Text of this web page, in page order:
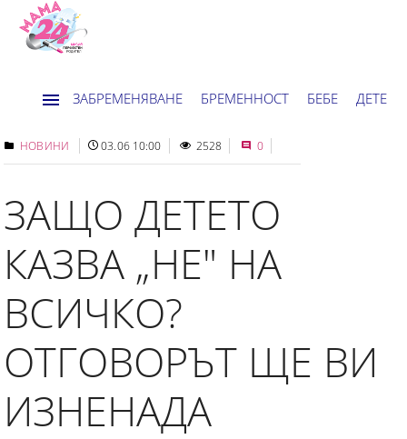
ЗАБРЕМЕНЯВАНЕ БРЕМЕННОСТ БЕБЕ ДЕТЕ
ДОМ НОВИНИ ХОРОСКОП
НОВИНИ 03.06 10:00 2528 0
ЗАЩО ДЕТЕТО
КАЗВА „НЕ" НА
ВСИЧКО?
ОТГОВОРЪТ ЩЕ ВИ
ИЗНЕНАДА